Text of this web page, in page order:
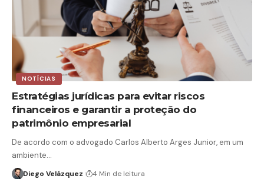
NOTÍCIAS
Estratégias jurídicas para evitar riscos
financeiros e garantir a proteção do
patrimônio empresarial
De acordo com o advogado Carlos Alberto Arges Junior, em um
ambiente…
Diego Velázquez 4 Min de leitura